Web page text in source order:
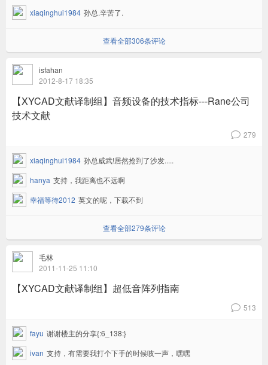
xiaqinghui1984 孙总.辛苦了.
查看全部306条评论
isfahan
2012-8-17 18:35
【XYCAD文献译制组】音频设备的技术指标---Rane公司
技术文献
v 279
xiaqinghui1984 孙总威武!居然抢到了沙发.....
hanya 支持，我距离也不远啊
幸福等待2012 英文的呢，下载不到
查看全部279条评论
毛林
2011-11-25 11:10
【XYCAD文献译制组】超低音阵列指南
v 513
fayu 谢谢楼主的分享{:6_138:}
ivan 支持，有需要我打个下手的时候吱一声，嘿嘿